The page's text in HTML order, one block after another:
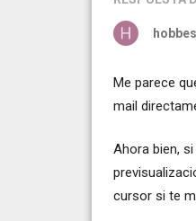
hobbes
Me parece
mail
Ahora bien,
cursor si te